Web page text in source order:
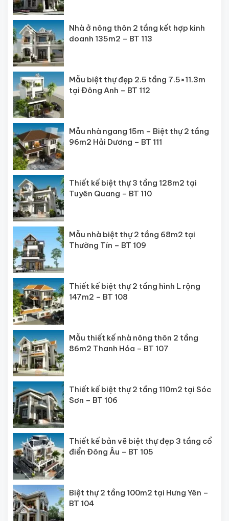
Nhà ở nông thôn 2 tầng kết hợp kinh
doanh 135m2 – BT 113
Mẫu biệt thự đẹp 2.5 tầng 7.5×11.3m
tại Đông Anh – BT 112
Mẫu nhà ngang 15m – Biệt thự 2 tầng
96m2 Hải Dương – BT 111
Thiết kế biệt thự 3 tầng 128m2 tại
Tuyên Quang – BT 110
Mẫu nhà biệt thự 2 tầng 68m2 tại
Thường Tín – BT 109
Thiết kế biệt thự 2 tầng hình L rộng
147m2 – BT 108
Mẫu thiết kế nhà nông thôn 2 tầng
86m2 Thanh Hóa – BT 107
Thiết kế biệt thự 2 tầng 110m2 tại Sóc
Sơn – BT 106
Thiết kế bản vẽ biệt thự đẹp 3 tầng cổ
điển Đông Âu – BT 105
Biệt thự 2 tầng 100m2 tại Hưng Yên –
BT 104